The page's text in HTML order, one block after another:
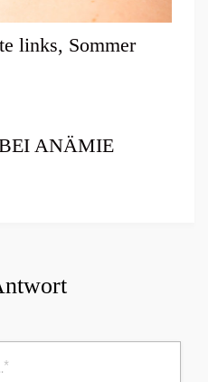
links, Sommer
ANÄMIE